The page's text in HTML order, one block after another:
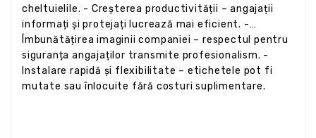
cheltuielile. - Creșterea productivității – angajații
informați și protejați lucrează mai eficient. -
Îmbunătățirea imaginii companiei – respectul pentru
siguranța angajaților transmite profesionalism. -
Instalare rapidă și flexibilitate – etichetele pot fi
mutate sau înlocuite fără costuri suplimentare.